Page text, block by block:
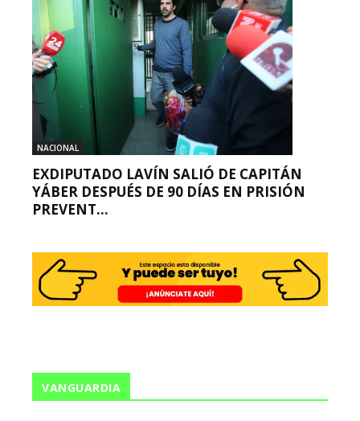
NACIONAL
EXDIPUTADO LAVÍN SALIÓ DE CAPITÁN
YÁBER DESPUÉS DE 90 DÍAS EN PRISIÓN
PREVENT...
VANGUARDIA